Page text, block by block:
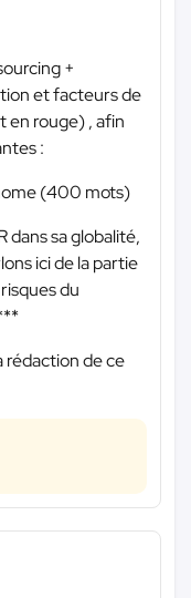
+
et facteurs de
en rouge) , afin
:
(400 mots)
dans sa globalité,
ici de la partie
du
rédaction de ce